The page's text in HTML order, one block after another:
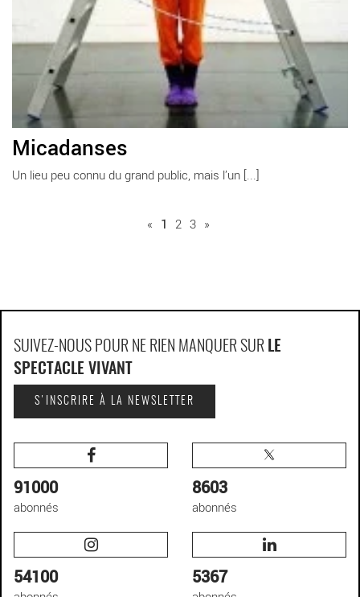
Micadanses
Un lieu peu connu du grand public, mais l’un [...]
« 1 2 3 »
SUIVEZ-NOUS POUR NE RIEN MANQUER SUR LE
SPECTACLE VIVANT
S'INSCRIRE À LA NEWSLETTER
91000
abonnés
8603
abonnés
54100 5367